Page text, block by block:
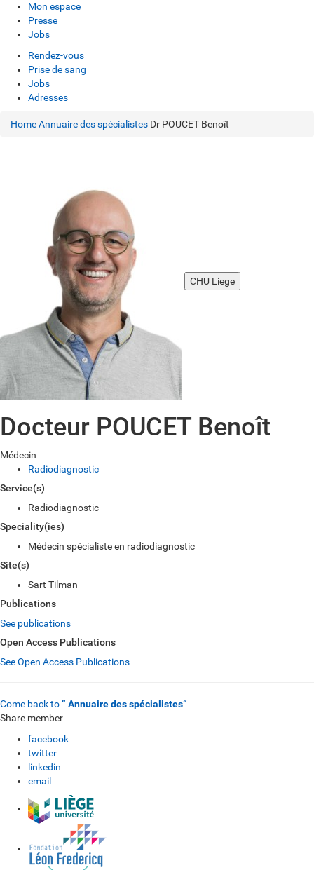
Mon espace
Presse
Jobs
Rendez-vous
Prise de sang
Jobs
Adresses
HomeAnnuaire des spécialistes Dr POUCET Benoît
CHU Liege
Docteur POUCET Benoît
Médecin
Radiodiagnostic
Service(s)
Radiodiagnostic
Speciality(ies)
Médecin spécialiste en radiodiagnostic
Site(s)
Sart Tilman
Publications
See publications
Open Access Publications
See Open Access Publications
Come back to“ Annuaire des spécialistes”
Share member
facebook
twitter
linkedin
email